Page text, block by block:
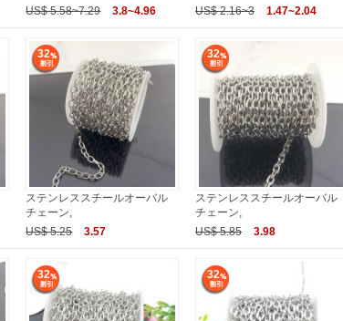
US$ 5.58~7.29
3.8~4.96
US$ 2.16~3
1.47~2.04
32
ステンレススチールオーバル
チェーン,
US$ 5.25
3.57
32
ステンレススチールオーバル
チェーン,
US$ 5.85
3.98
32 32